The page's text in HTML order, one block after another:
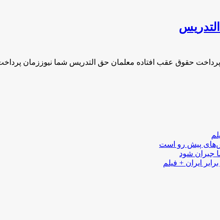
حقوق عقب افتاده معلمان حق التدریس شما نیوززمان
پیش رو است
جبران شود
ایران + فیلم